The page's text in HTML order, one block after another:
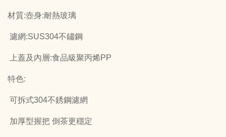
材質:壺身:耐熱玻璃
濾網:SUS304不鏽鋼
上蓋及內層:食品級聚丙烯PP
特色:
可拆式304不銹鋼濾網
加厚型握把 倒茶更穩定